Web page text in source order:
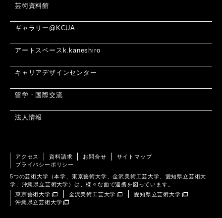
芸術資料館
ギャラリー@KCUA
アートスペースk.kaneshiro
キャリアデザインセンター
留学・国際交流
法人情報
アクセス 資料請求 お問合せ
サイトマップ
プライバシーポリシー
5つの芸術大学（本学、東京藝術大学、金沢美術工芸大学、愛知県立芸術大
学、沖縄県立芸術大学）は、様々な面で連携を図っています。
東京藝術大学
金沢美術工芸大学
愛知県立芸術大学
沖縄県立芸術大学